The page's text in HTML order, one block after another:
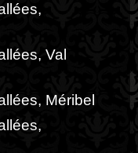
Val
Méribel